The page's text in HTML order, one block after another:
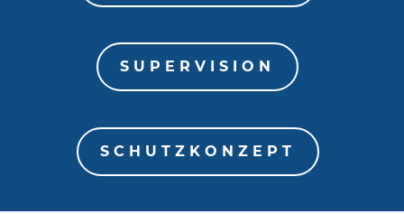
SUPERVISION
SCHUTZKONZEPT